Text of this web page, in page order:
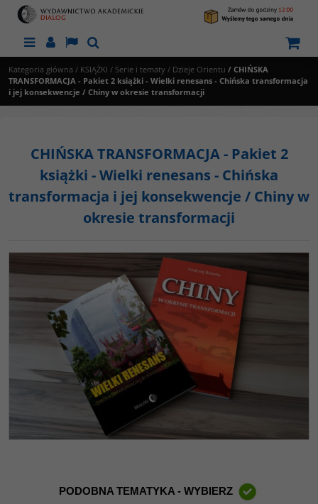
MenuPanelLangSzukaj
Kategoria główna / KSIĄŻKI / Serie i tematy / Dzieje Orientu / CHIŃSKA
TRANSFORMACJA - Pakiet 2 książki - Wielki renesans - Chińska transformacja
i jej konsekwencje / Chiny w okresie transformacji
CHIŃSKA TRANSFORMACJA - Pakiet 2
książki - Wielki renesans - Chińska
transformacja i jej konsekwencje / Chiny w
okresie transformacji
PODOBNA TEMATYKA - WYBIERZ